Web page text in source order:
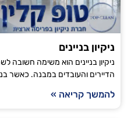
ניקיון בניינים
ניקיון בניינים הוא משימה חשובה
הדיירים והעובדים במבנה. כאשר
להמשך קריאה »